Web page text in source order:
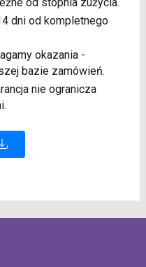
dni od kompletnego
okazania -
bazie zamówień.
nie ogranicza